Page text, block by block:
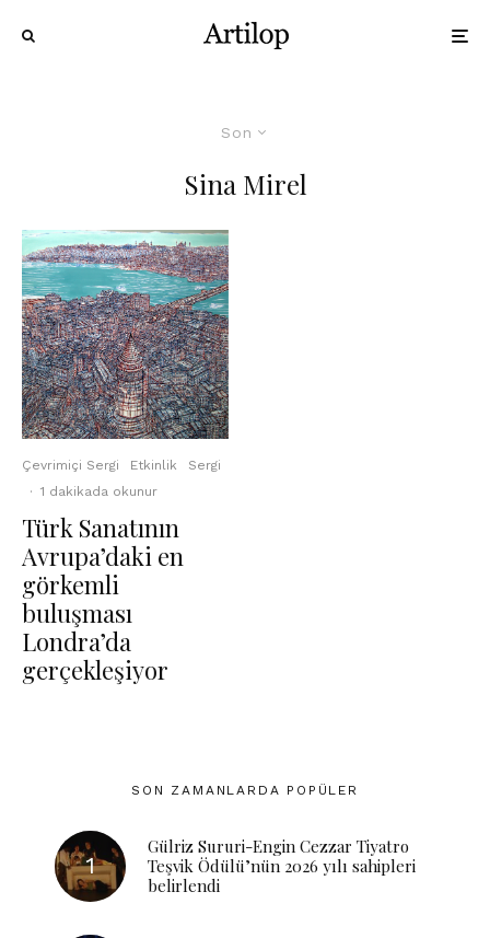
Son
Sina Mirel
Çevrimiçi Sergi Etkinlik
Sergi
· 1 dakikada okunur
Türk Sanatının
Avrupa’daki en
görkemli
buluşması
Londra’da
gerçekleşiyor
SON ZAMANLARDA POPÜLER
Gülriz Sururi-Engin Cezzar Tiyatro
Teşvik Ödülü’nün 2026 yılı sahipleri
belirlendi